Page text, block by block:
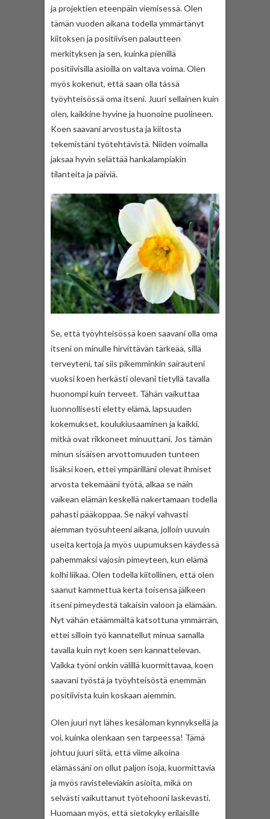
ja projektien eteenpäin viemisessä. Olen
tämän vuoden aikana todella ymmärtänyt
kiitoksen ja positiivisen palautteen
merkityksen ja sen, kuinka pienillä
positiivisilla asioilla on valtava voima. Olen
myös kokenut, että saan olla tässä
työyhteisössä oma itseni. Juuri sellainen kuin
olen, kaikkine hyvine ja huonoine puolineen.
Koen saavani arvostusta ja kiitosta
tekemistäni työtehtävistä. Niiden voimalla
jaksaa hyvin selättää hankalampiakin
tilanteita ja päiviä.
Se, että työyhteisössä koen saavani olla oma
itseni on minulle hirvittävän tärkeää, sillä
terveyteni, tai siis pikemminkin sairauteni
vuoksi koen herkästi olevani tietyllä tavalla
huonompi kuin terveet. Tähän vaikuttaa
luonnollisesti eletty elämä, lapsuuden
kokemukset, koulukiusaaminen ja kaikki,
mitkä ovat rikkoneet minuuttani. Jos tämän
minun sisäisen arvottomuuden tunteen
lisäksi koen, ettei ympärilläni olevat ihmiset
arvosta tekemääni työtä, alkaa se näin
vaikean elämän keskellä nakertamaan todella
pahasti pääkoppaa. Se näkyi vahvasti
aiemman työsuhteeni aikana, jolloin uuvuin
useita kertoja ja myös uupumuksen käydessä
pahemmaksi vajosin pimeyteen, kun elämä
kolhi liikaa. Olen todella kiitollinen, että olen
saanut kammettua kerta toisensa jälkeen
itseni pimeydestä takaisin valoon ja elämään.
Nyt vähän etäämmältä katsottuna ymmärrän,
ettei silloin työ kannatellut minua samalla
tavalla kuin nyt koen sen kannattelevan.
Vaikka työni onkin välillä kuormittavaa, koen
saavani työstä ja työyhteisöstä enemmän
positiivista kuin koskaan aiemmin.
Olen juuri nyt lähes kesäloman kynnyksellä ja
voi, kuinka olenkaan sen tarpeessa! Tämä
johtuu juuri siitä, että viime aikoina
elämässäni on ollut paljon isoja, kuormittavia
ja myös ravisteleviakin asioita, mikä on
selvästi vaikuttanut työtehooni laskevasti.
Huomaan myös, että sietokyky erilaisille